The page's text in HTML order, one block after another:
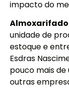
impacto do
Almoxarifado
unidade de
estoque e
Esdras
pouco mais
outras